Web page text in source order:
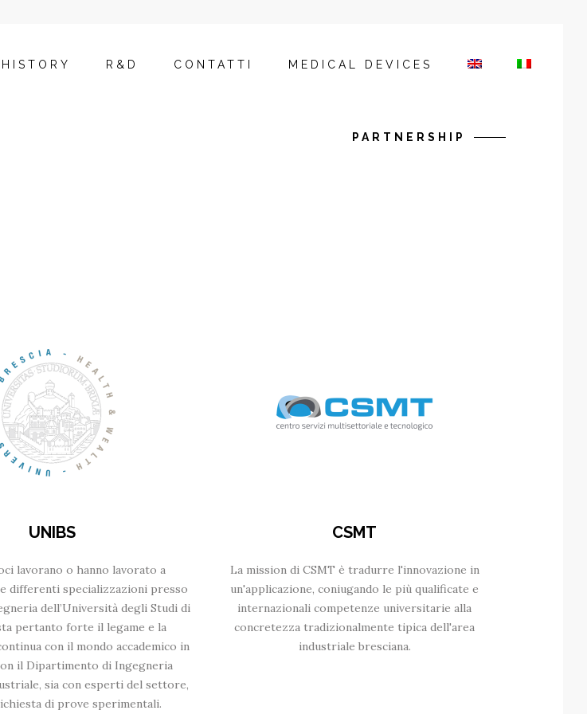
R&D CONTATTI MEDICAL DEVICES
PARTNERSHIP
UNIBS
lavorano o hanno lavorato a
differenti specializzazioni presso
dell’Università degli Studi di
pertanto forte il legame e la
con il mondo accademico in
il Dipartimento di Ingegneria
sia con esperti del settore,
di prove sperimentali.
CSMT
La mission di CSMT è tradurre l'innovazione in
un'applicazione, coniugando le più qualificate e
internazionali competenze universitarie alla
concretezza tradizionalmente tipica dell'area
industriale bresciana.